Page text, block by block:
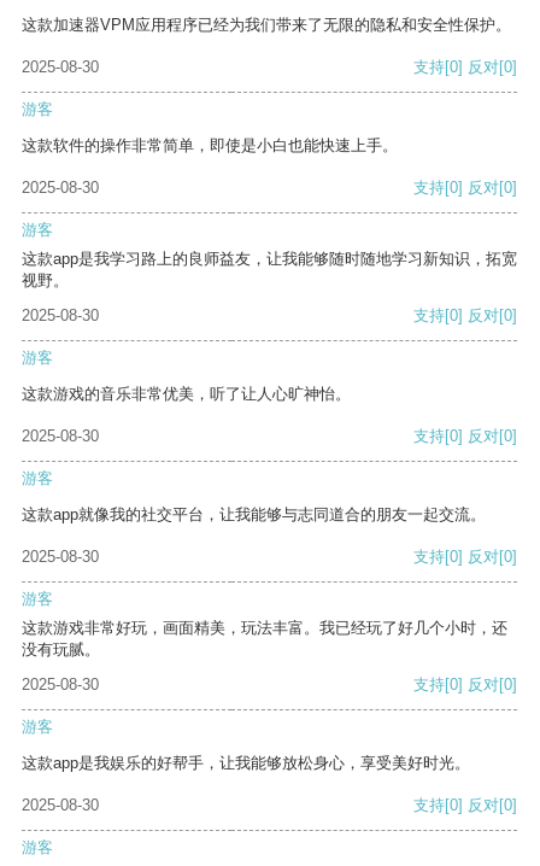
这款加速器VPM应用程序已经为我们带来了无限的隐私和安全性保护。
2025-08-30 支持[0] 反对[0]
游客
这款软件的操作非常简单，即使是小白也能快速上手。
2025-08-30 支持[0] 反对[0]
游客
这款app是我学习路上的良师益友，让我能够随时随地学习新知识，拓宽
视野。
2025-08-30
支持[0] 反对[0]
游客
这款游戏的音乐非常优美，听了让人心旷神怡。
2025-08-30 支持[0] 反对[0]
游客
这款app就像我的社交平台，让我能够与志同道合的朋友一起交流。
2025-08-30 支持[0] 反对[0]
游客
这款游戏非常好玩，画面精美，玩法丰富。我已经玩了好几个小时，还
没有玩腻。
2025-08-30
支持[0] 反对[0]
游客
这款app是我娱乐的好帮手，让我能够放松身心，享受美好时光。
2025-08-30 支持[0] 反对[0]
游客